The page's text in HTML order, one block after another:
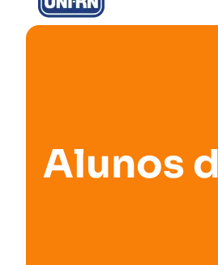
Alunos